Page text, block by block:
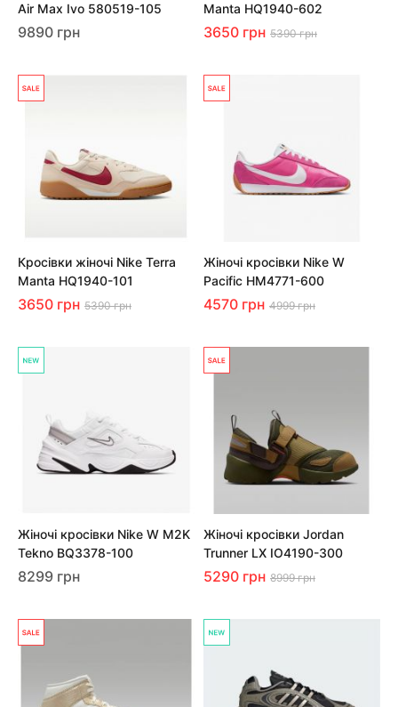
Air Max Ivo 580519-105
9890 грн
Manta HQ1940-602
3650 грн 5390 грн
Кросівки жіночі Nike Terra
Manta HQ1940-101
3650 грн 5390 грн
Жіночі кросівки Nike W
Pacific HM4771-600
4570 грн 4999 грн
Жіночі кросівки Nike W M2K
Tekno BQ3378-100
8299 грн
Жіночі кросівки Jordan
Trunner LX IO4190-300
5290 грн 8999 грн